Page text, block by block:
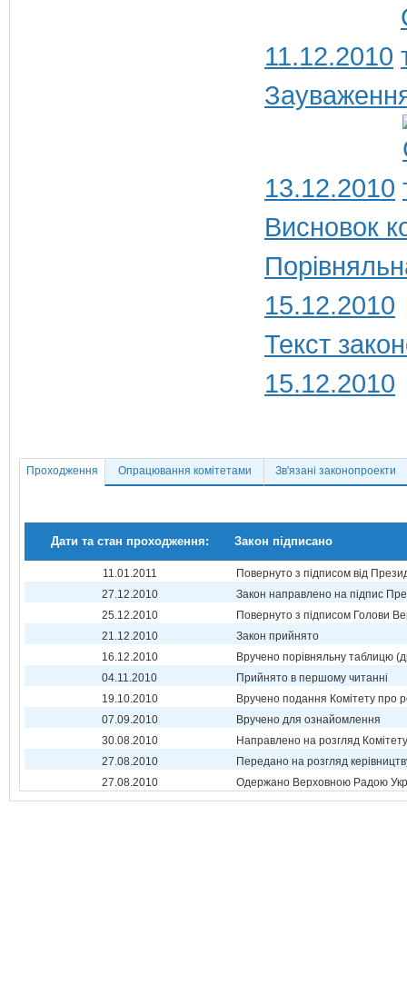
11.12.2010
13.12.2010
Висновок
15.12.2010
Текст
15.12.2010
Проходження Опрацювання комітетами Зв'язані законопроекти
Дати та стан проходження: Закон підписано
11.01.2011
Повернуто з підписом від
27.12.2010
Закон направлено на підпис
25.12.2010
Повернуто з підписом Голови
21.12.2010
Закон прийнято
16.12.2010
Вручено порівняльну таблицю
04.11.2010
Прийнято в першому читанні
19.10.2010
Вручено подання Комітету про
07.09.2010
Вручено для ознайомлення
30.08.2010
Направлено на розгляд Комітету
27.08.2010
Передано на розгляд
27.08.2010
Одержано Верховною Радою